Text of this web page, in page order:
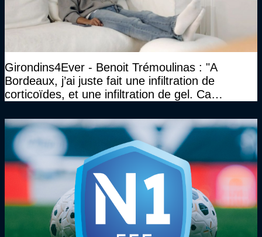
Girondins4Ever - Benoit Trémoulinas : "A
Bordeaux, j’ai juste fait une infiltration de
corticoïdes, et une infiltration de gel. Ca